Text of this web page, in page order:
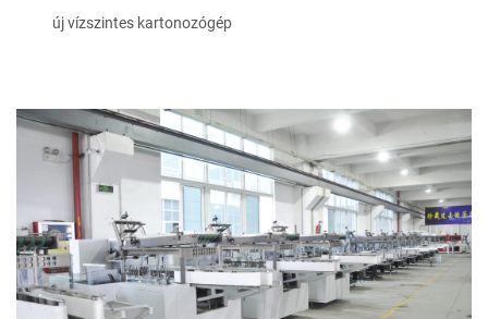
új vízszintes kartonozógép